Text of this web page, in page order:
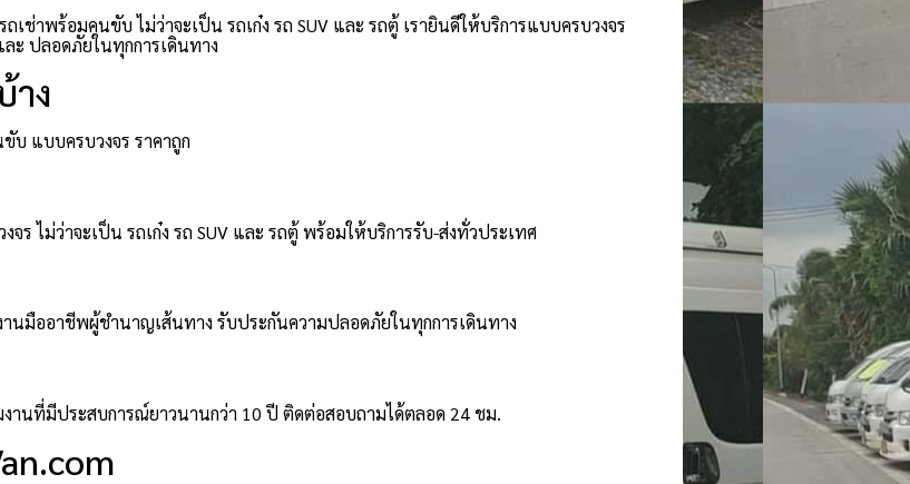
เช่าพร้อมคนขับ ไม่ว่าจะเป็น รถเก๋ง รถ SUV และ รถตู้ เรายินดีให้บริการแบบครบวงจร
ะ ปลอดภัยในทุกการเดินทาง
าง
บ แบบครบวงจร ราคาถูก
ร ไม่ว่าจะเป็น รถเก๋ง รถ SUV และ รถตู้ พร้อมให้บริการรับ-ส่งทั่วประเทศ
นมืออาชีพผู้ชำนาญเส้นทาง รับประกันความปลอดภัยในทุกการเดินทาง
านที่มีประสบการณ์ยาวนานกว่า 10 ปี ติดต่อสอบถามได้ตลอด 24 ชม.